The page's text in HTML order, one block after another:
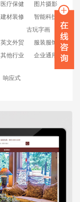
医疗保健
图片摄影
建材装修
智能科技
古玩字画
英文外贸
服装服饰
其他行业 企业通用
响应式